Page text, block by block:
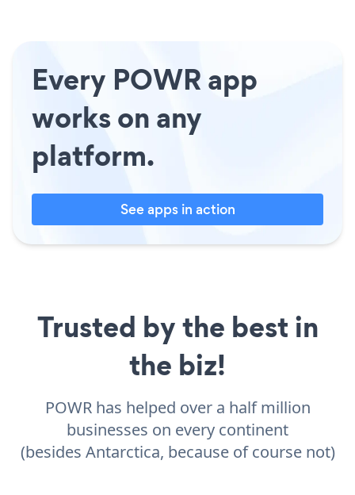
Every POWR app
works on any
platform.
See apps in action
Trusted by the best in
the biz!
POWR has helped over a half million
businesses on every continent
(besides Antarctica, because of course not)